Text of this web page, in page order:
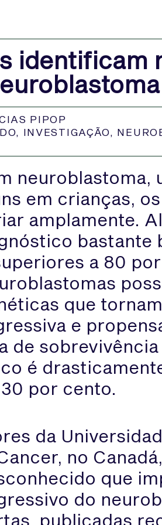
identificam
PIPOP
INVESTIGAÇÃO
neuroblastoma,
em crianças,
amplamente.
bastante
a 80
que
e
de
é
por cento.
da
no
que
do
publicadas